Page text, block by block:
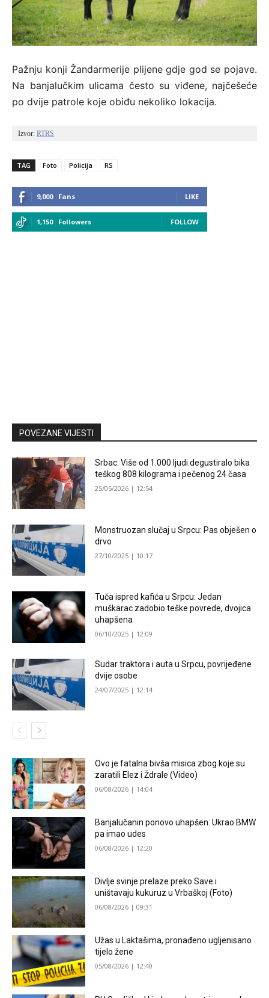
Pažnju konji Žandarmerije plijene gdje god se pojave.
Na banjalučkim ulicama često su viđene, najčešeće
po dvije patrole koje obiđu nekoliko lokacija.
Izvor: RTRS
TAG Foto Policija RS
9,000 Fans LIKE
1,150 Followers FOLLOW
POVEZANE VIJESTI
Srbac: Više od 1.000 ljudi degustiralo bika
teškog 808 kilograma i pečenog 24 časa
25/05/2026 | 12:54
Monstruozan slučaj u Srpcu: Pas obješen o
drvo
27/10/2025 | 10:17
Tuča ispred kafića u Srpcu: Jedan
muškarac zadobio teške povrede, dvojica
uhapšena
06/10/2025 | 12:09
Sudar traktora i auta u Srpcu, povrijeđene
dvije osobe
24/07/2025 | 12:14
Ovo je fatalna bivša misica zbog koje su
zaratili Elez i Ždrale (Video)
06/08/2026 | 14:04
Banjalučanin ponovo uhapšen: Ukrao BMW
pa imao udes
06/08/2026 | 12:20
Divlje svinje prelaze preko Save i
uništavaju kukuruz u Vrbaškoj (Foto)
06/08/2026 | 09:31
Užas u Laktašima, pronađeno ugljenisano
tijelo žene
05/08/2026 | 12:40